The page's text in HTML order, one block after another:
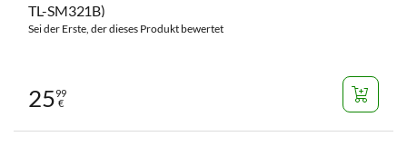
TL-SM321B)
Sei der Erste, der dieses Produkt bewertet
2599
€